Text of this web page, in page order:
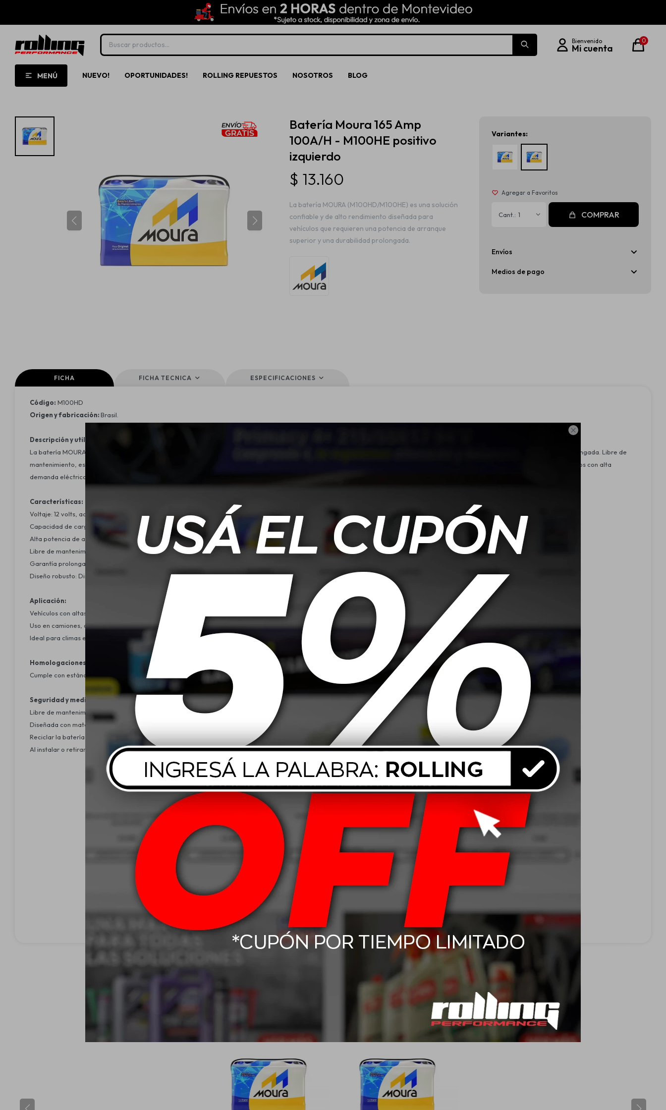

MENÚ NUEVO! OPORTUNIDADES! ROLLING REPUESTOS NOSOTROS BLOG
0
Batería Moura 165 Amp
100A/H - M100HE positivo
izquierdo
$ 13.160
La batería MOURA (M100HD/M100HE) es una solución
confiable y de alto rendimiento diseñada para
vehículos que requieren una potencia de arranque
superior y una durabilidad prolongada.
Variantes:
1 COMPRAR
Envíos
Medios de pago
FICHA FICHA TECNICA ESPECIFICACIONES
Código: M100HD
Origen y fabricación:Brasil.
Descripción y utilidad:
La batería MOURA (M100HD/M100HE) es una solución confiable y de alto rendimiento diseñada para vehículos que requieren una potencia de arranque superior y una durabilidad prolongada. Libre de
mantenimiento, esta batería ofrece una excelente capacidad de carga, respaldo energético constante y máxima eficiencia. Ideal para aplicaciones en condiciones exigentes y vehículos con alta
demanda eléctrica.
Características:
Voltaje: 12 volts, adecuado para una amplia variedad de vehículos.
Capacidad de carga: 165 amperes comerciales y 100 amperes hora, ofreciendo un suministro energético constante.
Alta potencia de arranque: 850 CCA (corriente de arranque en frío) para un rendimiento óptimo incluso en climas extremos.
Libre de mantenimiento: No requiere adiciones de agua ni verificaciones constantes.
Garantía prolongada: 15 meses de respaldo para asegurar la tranquilidad del usuario.
Diseño robusto: Dimensiones compactas (33.0 x 17.2 x 24.4 cm) y peso de 24.8 kg, fabricada para soportar condiciones exigentes.
Aplicación:
Vehículos con altas demandas eléctricas.
Uso en camiones, camionetas y automóviles de carga pesada o con sistemas eléctricos avanzados.
Ideal para climas extremos gracias a su elevada corriente de arranque en frío (CCA).
Homologaciones:
Cumple con estándares internacionales de calidad y seguridad para baterías automotrices.
Seguridad y medio ambiente:
Libre de mantenimiento, minimizando riesgos en la manipulación.
Diseñada con materiales reciclables para reducir el impacto ambiental.
Reciclar la batería al final de su vida útil en centros autorizados.
Al instalar o retirar, evitar el contacto directo con los terminales y seguir las instrucciones del manual de usuario.
Productos que te pueden interesar